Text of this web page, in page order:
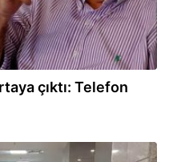
çıktı: Telefon